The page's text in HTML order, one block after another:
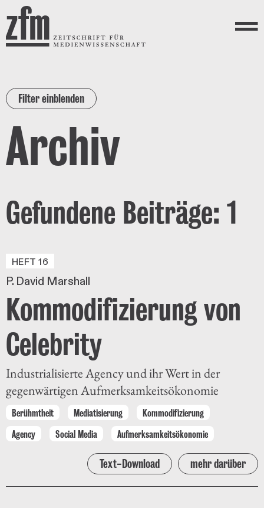
Direkt zum Inhalt
ZEITSCHRIFT FÜR
MEDIENWISSENSCHAFT
Menü
Filter einblenden
Archiv
Gefundene Beiträge: 1
HEFT 16
P. David Marshall
Kommodifizierung von
Celebrity
Industrialisierte Agency und ihr Wert in der
gegenwärtigen Aufmerksamkeitsökonomie
Berühmtheit Mediatisierung
Kommodifizierung
Agency
Social Media Aufmerksamkeitsökonomie
Text-Download mehr darüber